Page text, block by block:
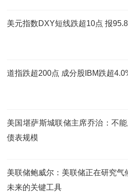
美元指数DXY短线跌超10点 报
道指跌超200点 成分股IBM跌超
美国堪萨斯城联储主席乔治：不
债表规模
美联储鲍威尔：美联储正在研究气
未来的关键工具